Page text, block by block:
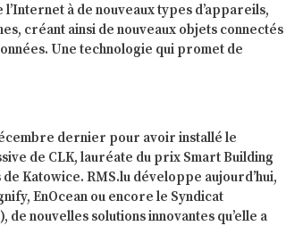
à de nouveaux types d’appareils,
créant ainsi de nouveaux objets connectés
Une technologie qui promet de
dernier pour avoir installé le
de CLK, lauréate du prix Smart Building
Katowice. RMS.lu développe aujourd’hui,
EnOcean ou encore le Syndicat
nouvelles solutions innovantes qu’elle a